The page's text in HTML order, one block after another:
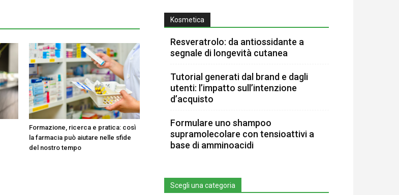
Formazione, ricerca e pratica: così
la farmacia può aiutare nelle sfide
del nostro tempo
Kosmetica
Resveratrolo: da antiossidante a
segnale di longevità cutanea
Tutorial generati dal brand e dagli
utenti: l’impatto sull’intenzione
d’acquisto
Formulare uno shampoo
supramolecolare con tensioattivi a
base di amminoacidi
Scegli una categoria